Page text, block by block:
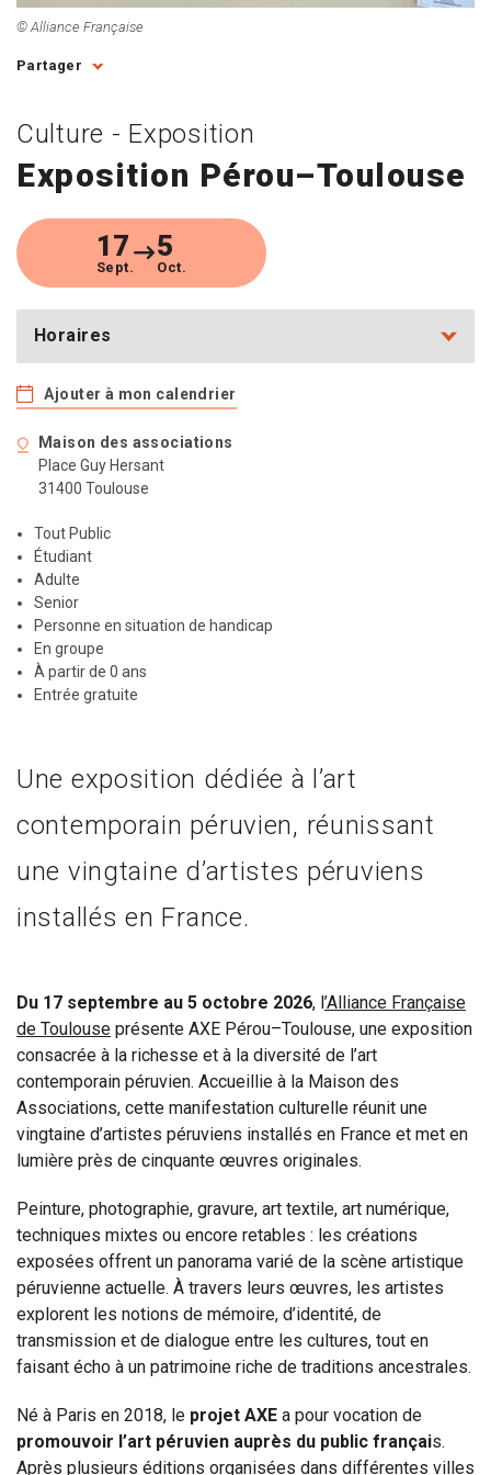
© Alliance Française
Partager
Exposition Pérou–Toulouse
Culture - Exposition
17
Sept.
5
Oct.
Horaires
Ajouter à mon calendrier
Maison des associations
Place Guy Hersant
31400 Toulouse
Tout Public
Étudiant
Adulte
Senior
Personne en situation de handicap
En groupe
À partir de 0 ans
Entrée gratuite
Une exposition dédiée à l’art
contemporain péruvien, réunissant
une vingtaine d’artistes péruviens
installés en France.
Du 17 septembre au 5 octobre 2026, l’Alliance Française
de Toulouse présente AXE Pérou–Toulouse, une exposition
consacrée à la richesse et à la diversité de l’art
contemporain péruvien. Accueillie à la Maison des
Associations, cette manifestation culturelle réunit une
vingtaine d’artistes péruviens installés en France et met en
lumière près de cinquante œuvres originales.
Peinture, photographie, gravure, art textile, art numérique,
techniques mixtes ou encore retables : les créations
exposées offrent un panorama varié de la scène artistique
péruvienne actuelle. À travers leurs œuvres, les artistes
explorent les notions de mémoire, d’identité, de
transmission et de dialogue entre les cultures, tout en
faisant écho à un patrimoine riche de traditions ancestrales.
Né à Paris en 2018, le projet AXE a pour vocation de
promouvoir l’art péruvien auprès du public français.
Après plusieurs éditions organisées dans différentes villes